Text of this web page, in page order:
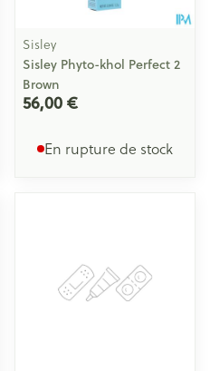
Sisley
Sisley Phyto-khol Perfect 2
Brown
56,00 €
En rupture de stock